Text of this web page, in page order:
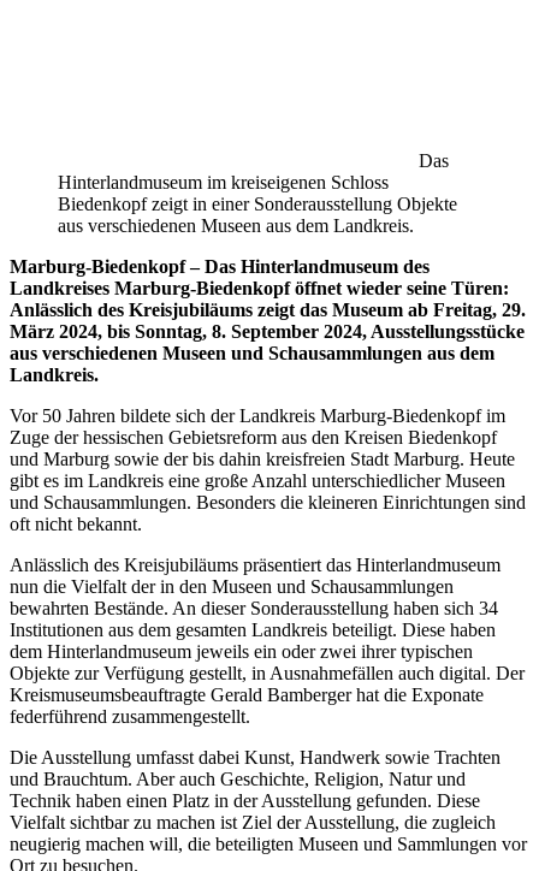
Das
Hinterlandmuseum im kreiseigenen Schloss
Biedenkopf zeigt in einer Sonderausstellung Objekte
aus verschiedenen Museen aus dem Landkreis.
Marburg-Biedenkopf – Das Hinterlandmuseum des
Landkreises Marburg-Biedenkopf öffnet wieder seine Türen:
Anlässlich des Kreisjubiläums zeigt das Museum ab Freitag, 29.
März 2024, bis Sonntag, 8. September 2024, Ausstellungsstücke
aus verschiedenen Museen und Schausammlungen aus dem
Landkreis.
Vor 50 Jahren bildete sich der Landkreis Marburg-Biedenkopf im
Zuge der hessischen Gebietsreform aus den Kreisen Biedenkopf
und Marburg sowie der bis dahin kreisfreien Stadt Marburg. Heute
gibt es im Landkreis eine große Anzahl unterschiedlicher Museen
und Schausammlungen. Besonders die kleineren Einrichtungen sind
oft nicht bekannt.
Anlässlich des Kreisjubiläums präsentiert das Hinterlandmuseum
nun die Vielfalt der in den Museen und Schausammlungen
bewahrten Bestände. An dieser Sonderausstellung haben sich 34
Institutionen aus dem gesamten Landkreis beteiligt. Diese haben
dem Hinterlandmuseum jeweils ein oder zwei ihrer typischen
Objekte zur Verfügung gestellt, in Ausnahmefällen auch digital. Der
Kreismuseumsbeauftragte Gerald Bamberger hat die Exponate
federführend zusammengestellt.
Die Ausstellung umfasst dabei Kunst, Handwerk sowie Trachten
und Brauchtum. Aber auch Geschichte, Religion, Natur und
Technik haben einen Platz in der Ausstellung gefunden. Diese
Vielfalt sichtbar zu machen ist Ziel der Ausstellung, die zugleich
neugierig machen will, die beteiligten Museen und Sammlungen vor
Ort zu besuchen.